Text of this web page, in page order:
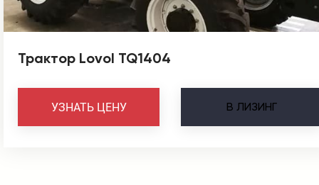
Трактор Lovol TQ1404
В ЛИЗИНГ
УЗНАТЬ ЦЕНУ